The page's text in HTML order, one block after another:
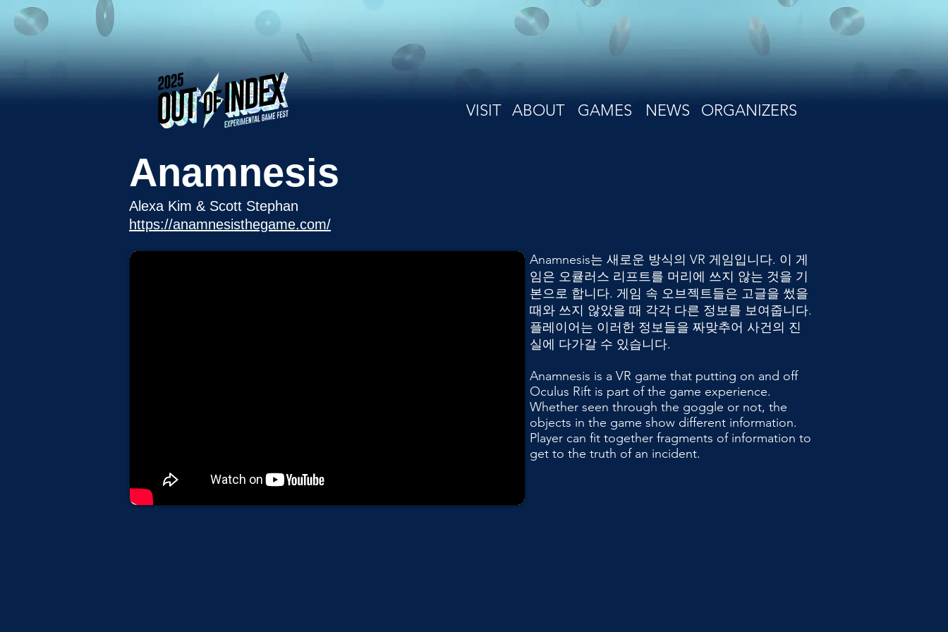
VISIT ABOUT GAMES NEWS ORGANIZERS
Anamnesis
Alexa Kim & Scott Stephan
https://anamnesisthegame.com/
Anamnesis는 새로운 방식의 VR 게임입니다. 이 게
임은 오큘러스 리프트를 머리에 쓰지 않는 것을 기
본으로 합니다. 게임 속 오브젝트들은 고글을 썼을
때와 쓰지 않았을 때 각각 다른 정보를 보여줍니다.
플레이어는 이러한 정보들을 짜맞추어 사건의 진
실에 다가갈 수 있습니다.
Anamnesis is a VR game that putting on and off
Oculus Rift is part of the game experience.
Whether seen through the goggle or not, the
objects in the game show different information.
Player can fit together fragments of information to
get to the truth of an incident.